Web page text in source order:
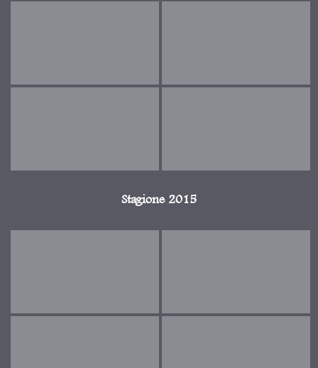
Stagione 2015